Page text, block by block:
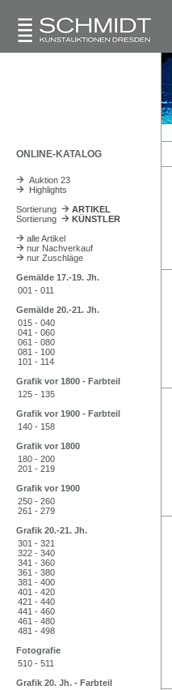
ONLINE-KATALOG
Auktion 23
Highlights
Sortierung
ARTIKEL
Sortierung
KÜNSTLER
alle Artikel
nur Nachverkauf
nur Zuschläge
Gemälde 17.-19. Jh.
001 - 011
Gemälde 20.-21. Jh.
015 - 040
041 - 060
061 - 080
081 - 100
101 - 114
Grafik vor 1800 - Farbteil
125 - 135
Grafik vor 1900 - Farbteil
140 - 158
Grafik vor 1800
180 - 200
201 - 219
Grafik vor 1900
250 - 260
261 - 279
Grafik 20.-21. Jh.
301 - 321
322 - 340
341 - 360
361 - 380
381 - 400
401 - 420
421 - 440
441 - 460
461 - 480
481 - 498
Fotografie
510 - 511
Grafik 20. Jh. - Farbteil